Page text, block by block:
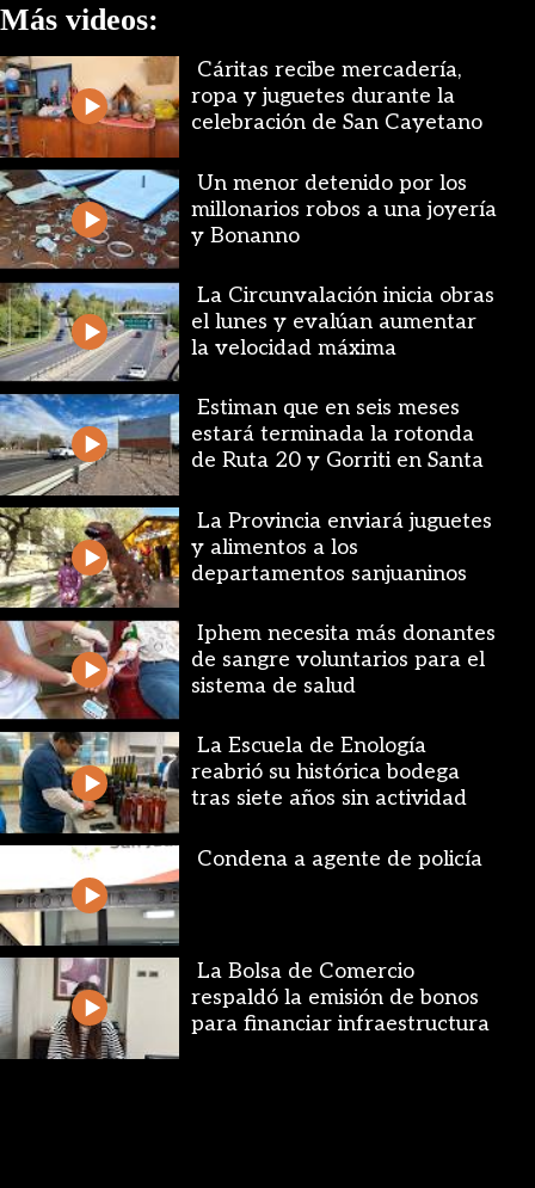
Más videos:
Cáritas recibe mercadería,
ropa y juguetes durante la
celebración de San Cayetano
Un menor detenido por los
millonarios robos a una joyería
y Bonanno
La Circunvalación inicia obras
el lunes y evalúan aumentar
la velocidad máxima
Estiman que en seis meses
estará terminada la rotonda
de Ruta 20 y Gorriti en Santa
La Provincia enviará juguetes
y alimentos a los
departamentos sanjuaninos
Iphem necesita más donantes
de sangre voluntarios para el
sistema de salud
La Escuela de Enología
reabrió su histórica bodega
tras siete años sin actividad
Condena a agente de policía
La Bolsa de Comercio
respaldó la emisión de bonos
para financiar infraestructura